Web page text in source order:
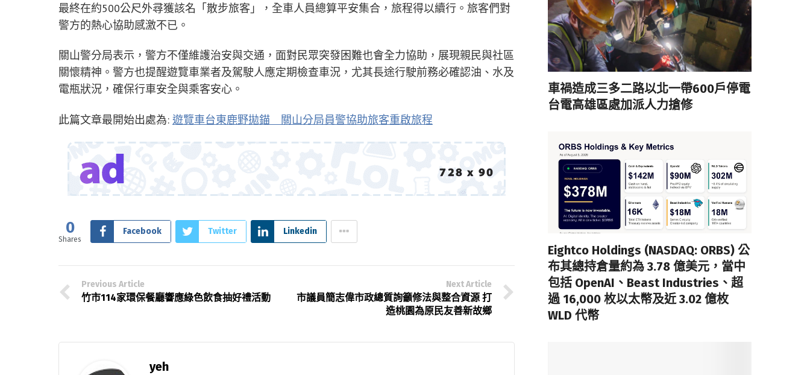
最終在約500公尺外尋獲該名「散步旅客」，全車人員總算平安集合，旅程得以續行。旅客們對
警方的熱心協助感激不已。
關山警分局表示，警方不僅維護治安與交通，面對民眾突發困難也會全力協助，展現親民與社區
關懷精神。警方也提醒遊覽車業者及駕駛人應定期檢查車況，尤其長途行駛前務必確認油、水及
電瓶狀況，確保行車安全與乘客安心。
此篇文章最開始出處為: 遊覽車台東鹿野拋錨 關山分局員警協助旅客重啟旅程
0
Shares
Facebook Twitter Linkedin
Previous Article
竹市114家環保餐廳響應綠色飲食抽好禮活動
Next Article
市議員簡志偉市政總質詢籲修法與整合資源 打
造桃園為原民友善新故鄉
yeh
車禍造成三多二路以北一帶600戶停電
台電高雄區處加派人力搶修
Eightco Holdings (NASDAQ: ORBS) 公
布其總持倉量約為 3.78 億美元，當中
包括 OpenAI、Beast Industries、超
過 16,000 枚以太幣及近 3.02 億枚
WLD 代幣